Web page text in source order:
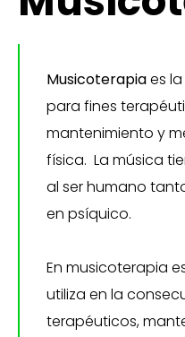
Musicoterapiaes
para fines
mantenimiento y
física. La música
al ser humano
en psíquico.
En musicoterapia
utiliza en la
terapéuticos,